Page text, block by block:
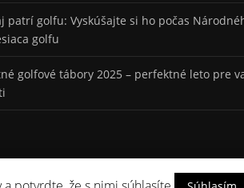
patrí golfu: Vyskúšajte si ho počas
golfu
golfové tábory 2025 – perfektné leto pre